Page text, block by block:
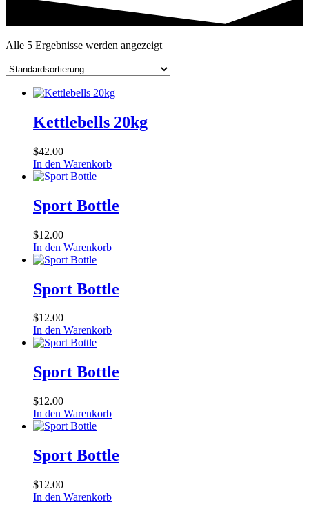
Alle 5 Ergebnisse werden angezeigt
Kettlebells 20kg
$42.00
In den Warenkorb
Sport Bottle
$12.00
In den Warenkorb
Sport Bottle
$12.00
In den Warenkorb
Sport Bottle
$12.00
In den Warenkorb
Sport Bottle
$12.00
In den Warenkorb